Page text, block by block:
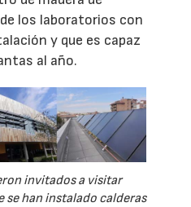
los laboratorios con
y que es capaz
al año.
invitados a visitar
se han instalado calderas